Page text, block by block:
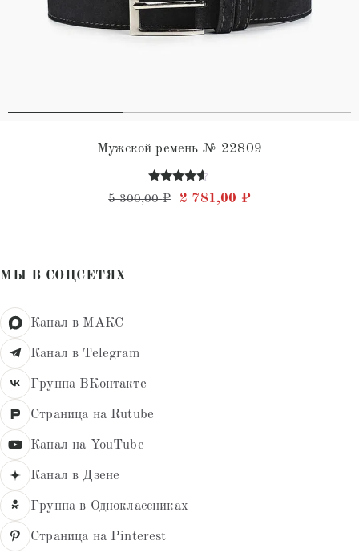
Мужской ремень № 22809
Оценка
4.50
5 300,00₽ Первоначальная цена
2 781,00 ₽Текущая цена:
МЫ В СОЦСЕТЯХ
Канал в МАКС
Канал в Telegram
Группа ВКонтакте
Страница на Rutube
Канал на YouTube
Канал в Дзене
Группа в Одноклассниках
Страница на Pinterest